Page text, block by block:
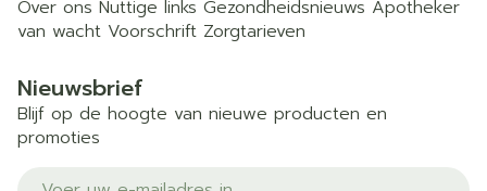
Over ons Nuttige links Gezondheidsnieuws Apotheker
van wacht Voorschrift Zorgtarieven
Nieuwsbrief
Blijf op de hoogte van nieuwe producten en
promoties
E-mail adres